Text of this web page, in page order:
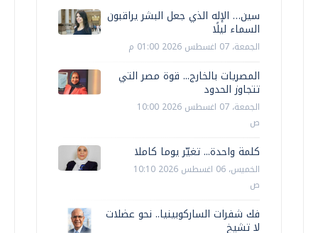
سين… الإله الذي جعل البشر يراقبون
السماء ليلًا
الجمعة، 07 اغسطس 2026 01:00 م
المصريات بالخارج... قوة مصر التي
تتجاوز الحدود
الجمعة، 07 اغسطس 2026 10:00
ص
كلمة واحدة... تغيّر يوما كاملا
الخميس، 06 اغسطس 2026 10:10
ص
فك شفرات الساركوبينيا.. نحو عضلات
لا تشيخ